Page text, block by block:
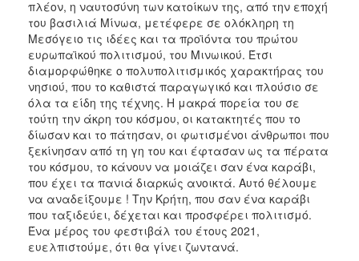
πλέον, η ναυτοσύνη των κατοίκων της, από την εποχή
του βασιλιά Μίνωα, μετέφερε σε ολόκληρη τη
Μεσόγειο τις ιδέες και τα προϊόντα του πρώτου
ευρωπαϊκού πολιτισμού, του Μινωικού. Έτσι
διαμορφώθηκε ο πολυπολιτισμικός χαρακτήρας του
νησιού, που το καθιστά παραγωγικό και πλούσιο σε
όλα τα είδη της τέχνης. Η μακρά πορεία του σε
τούτη την άκρη του κόσμου, οι κατακτητές που το
δίωσαν και το πάτησαν, οι φωτισμένοι άνθρωποι που
ξεκίνησαν από τη γη του και έφτασαν ως τα πέρατα
του κόσμου, το κάνουν να μοιάζει σαν ένα καράβι,
που έχει τα πανιά διαρκώς ανοικτά. Αυτό θέλουμε
να αναδείξουμε ! Την Κρήτη, που σαν ένα καράβι
που ταξιδεύει, δέχεται και προσφέρει πολιτισμό.
Ένα μέρος του φεστιβάλ του έτους 2021,
ευελπιστούμε, ότι θα γίνει ζωντανά.